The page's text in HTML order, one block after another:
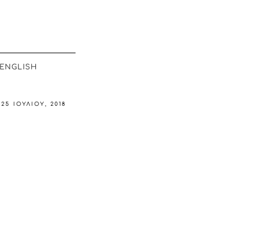
ENGLISH
25 ΙΟΥΛΊΟΥ, 2018